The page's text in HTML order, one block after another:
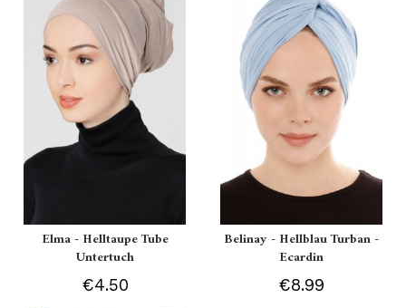
Elma - Helltaupe Tube
Untertuch
€4.50
Belinay - Hellblau Turban -
Ecardin
€8.99